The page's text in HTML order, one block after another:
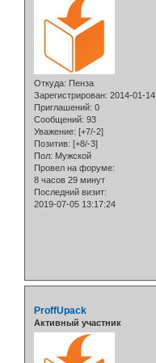
Откуда: Пенза
Зарегистрирован: 2014-01-14
Приглашений: 0
Сообщений: 93
Уважение: [+7/-2]
Позитив: [+8/-3]
Пол: Мужской
Провел на форуме:
8 часов 29 минут
Последний визит:
2019-07-05 13:17:24
ProffUpack
Активный участник